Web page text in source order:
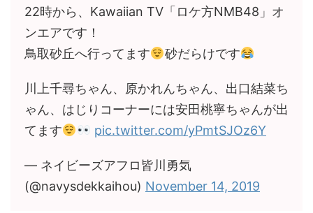
22時から、Kawaiian TV「ロケ方NMB48」オ
ンエアです！
鳥取砂丘へ行ってます
砂だらけです
川上千尋ちゃん、原かれんちゃん、出口結菜ち
ゃん、はじりコーナーには安田桃寧ちゃんが出
てます
pic.twitter.com/yPmtSJOz6Y
— ネイビーズアフロ皆川勇気
(@navysdekkaihou) November 14, 2019